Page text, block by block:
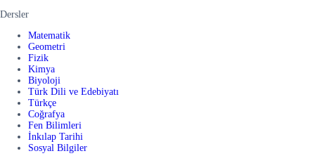
Dersler
Matematik
Geometri
Fizik
Kimya
Biyoloji
Türk Dili ve Edebiyatı
Türkçe
Coğrafya
Fen Bilimleri
İnkılap Tarihi
Sosyal Bilgiler